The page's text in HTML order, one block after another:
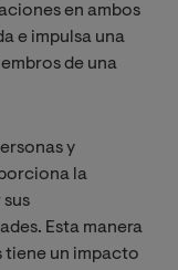
en ambos
e impulsa una
de una
y
la
Esta manera
tiene un impacto